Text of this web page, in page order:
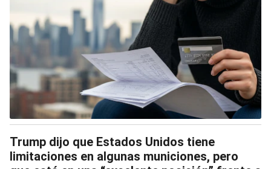
Trump dijo que Estados Unidos tiene
limitaciones en algunas municiones, pero